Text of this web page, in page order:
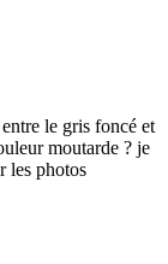
le gris foncé et
moutarde ? je
les photos